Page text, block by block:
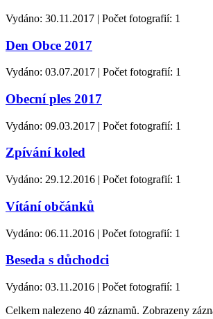
Vydáno: 30.11.2017 | Počet fotografií: 1
Den Obce 2017
Vydáno: 03.07.2017 | Počet fotografií: 1
Obecní ples 2017
Vydáno: 09.03.2017 | Počet fotografií: 1
Zpívání koled
Vydáno: 29.12.2016 | Počet fotografií: 1
Vítání občánků
Vydáno: 06.11.2016 | Počet fotografií: 1
Beseda s důchodci
Vydáno: 03.11.2016 | Počet fotografií: 1
Celkem nalezeno 40 záznamů. Zobrazeny